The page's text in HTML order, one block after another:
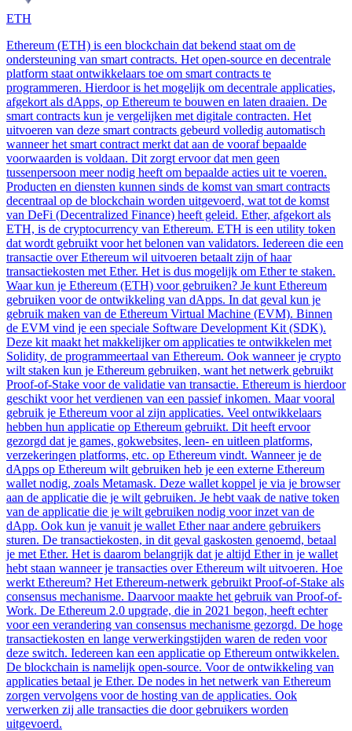
ETH
Ethereum (ETH) is een blockchain dat bekend staat om de
ondersteuning van smart contracts. Het open-source en decentrale
platform staat ontwikkelaars toe om smart contracts te
programmeren. Hierdoor is het mogelijk om decentrale applicaties,
afgekort als dApps, op Ethereum te bouwen en laten draaien. De
smart contracts kun je vergelijken met digitale contracten. Het
uitvoeren van deze smart contracts gebeurd volledig automatisch
wanneer het smart contract merkt dat aan de vooraf bepaalde
voorwaarden is voldaan. Dit zorgt ervoor dat men geen
tussenpersoon meer nodig heeft om bepaalde acties uit te voeren.
Producten en diensten kunnen sinds de komst van smart contracts
decentraal op de blockchain worden uitgevoerd, wat tot de komst
van DeFi (Decentralized Finance) heeft geleid. Ether, afgekort als
ETH, is de cryptocurrency van Ethereum. ETH is een utility token
dat wordt gebruikt voor het belonen van validators. Iedereen die een
transactie over Ethereum wil uitvoeren betaalt zijn of haar
transactiekosten met Ether. Het is dus mogelijk om Ether te staken.
Waar kun je Ethereum (ETH) voor gebruiken? Je kunt Ethereum
gebruiken voor de ontwikkeling van dApps. In dat geval kun je
gebruik maken van de Ethereum Virtual Machine (EVM). Binnen
de EVM vind je een speciale Software Development Kit (SDK).
Deze kit maakt het makkelijker om applicaties te ontwikkelen met
Solidity, de programmeertaal van Ethereum. Ook wanneer je crypto
wilt staken kun je Ethereum gebruiken, want het netwerk gebruikt
Proof-of-Stake voor de validatie van transactie. Ethereum is hierdoor
geschikt voor het verdienen van een passief inkomen. Maar vooral
gebruik je Ethereum voor al zijn applicaties. Veel ontwikkelaars
hebben hun applicatie op Ethereum gebruikt. Dit heeft ervoor
gezorgd dat je games, gokwebsites, leen- en uitleen platforms,
verzekeringen platforms, etc. op Ethereum vindt. Wanneer je de
dApps op Ethereum wilt gebruiken heb je een externe Ethereum
wallet nodig, zoals Metamask. Deze wallet koppel je via je browser
aan de applicatie die je wilt gebruiken. Je hebt vaak de native token
van de applicatie die je wilt gebruiken nodig voor inzet van de
dApp. Ook kun je vanuit je wallet Ether naar andere gebruikers
sturen. De transactiekosten, in dit geval gaskosten genoemd, betaal
je met Ether. Het is daarom belangrijk dat je altijd Ether in je wallet
hebt staan wanneer je transacties over Ethereum wilt uitvoeren. Hoe
werkt Ethereum? Het Ethereum-netwerk gebruikt Proof-of-Stake als
consensus mechanisme. Daarvoor maakte het gebruik van Proof-of-
Work. De Ethereum 2.0 upgrade, die in 2021 begon, heeft echter
voor een verandering van consensus mechanisme gezorgd. De hoge
transactiekosten en lange verwerkingstijden waren de reden voor
deze switch. Iedereen kan een applicatie op Ethereum ontwikkelen.
De blockchain is namelijk open-source. Voor de ontwikkeling van
applicaties betaal je Ether. De nodes in het netwerk van Ethereum
zorgen vervolgens voor de hosting van de applicaties. Ook
verwerken zij alle transacties die door gebruikers worden
uitgevoerd.